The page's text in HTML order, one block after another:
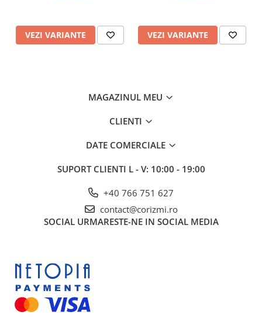
VEZI VARIANTE VEZI VARIANTE
MAGAZINUL MEU
CLIENTI
DATE COMERCIALE
SUPORT CLIENTI L - V: 10:00 - 19:00
+40 766 751 627
contact@corizmi.ro
SOCIAL URMARESTE-NE IN SOCIAL MEDIA